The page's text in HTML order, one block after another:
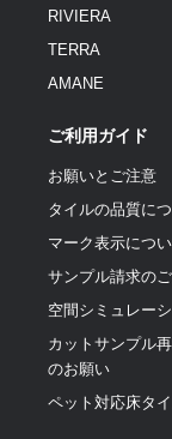
RIVIERA
TERRA
AMANE
ご利用ガイド
お願いとご注意
タイルの品質に
マーク表示につ
サンプル請求の
空間シミュレー
カットサンプル
のお願い
ペット対応床タ